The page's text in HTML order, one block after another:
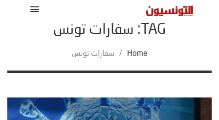
TAG: سفارات تونس
Home
/ سفارات تونس